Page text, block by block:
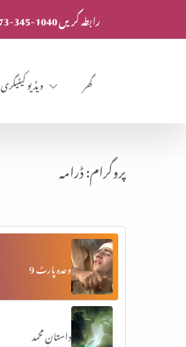
+27-73-345-1040 رابطہ کریں
ویڈیو کیٹیگری گھر
پروگرام: ڈرامہ
وعدہ پارٹ 9
داستانِ محمد